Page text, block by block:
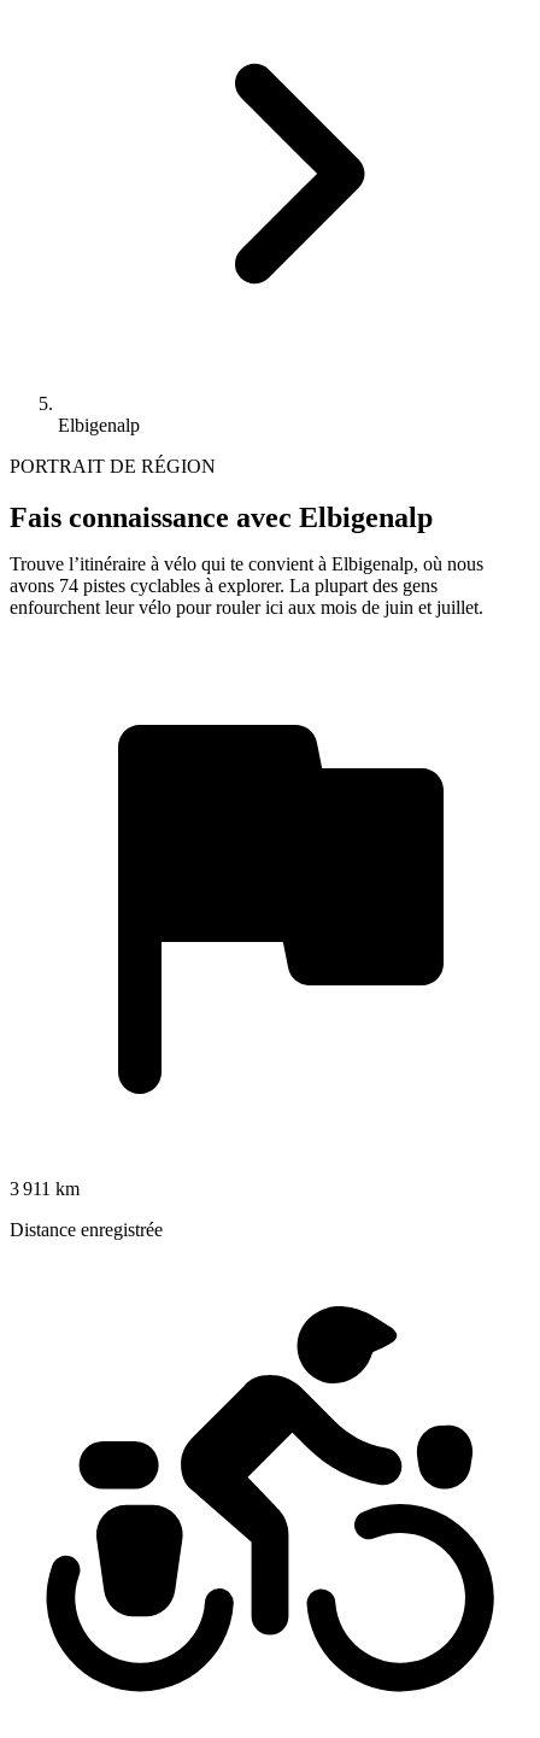
Elbigenalp
PORTRAIT DE RÉGION
Fais connaissance avec Elbigenalp
Trouve l’itinéraire à vélo qui te convient à Elbigenalp, où nous
avons 74 pistes cyclables à explorer. La plupart des gens
enfourchent leur vélo pour rouler ici aux mois de juin et juillet.
3 911 km
Distance enregistrée